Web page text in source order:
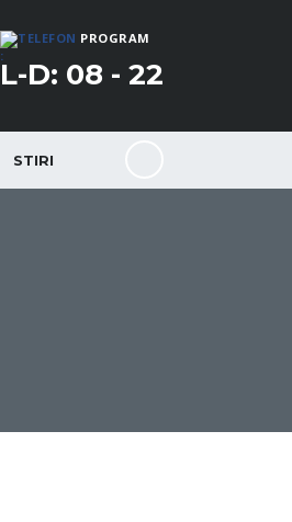
PROGRAM
:
L-D: 08 - 22
STIRI